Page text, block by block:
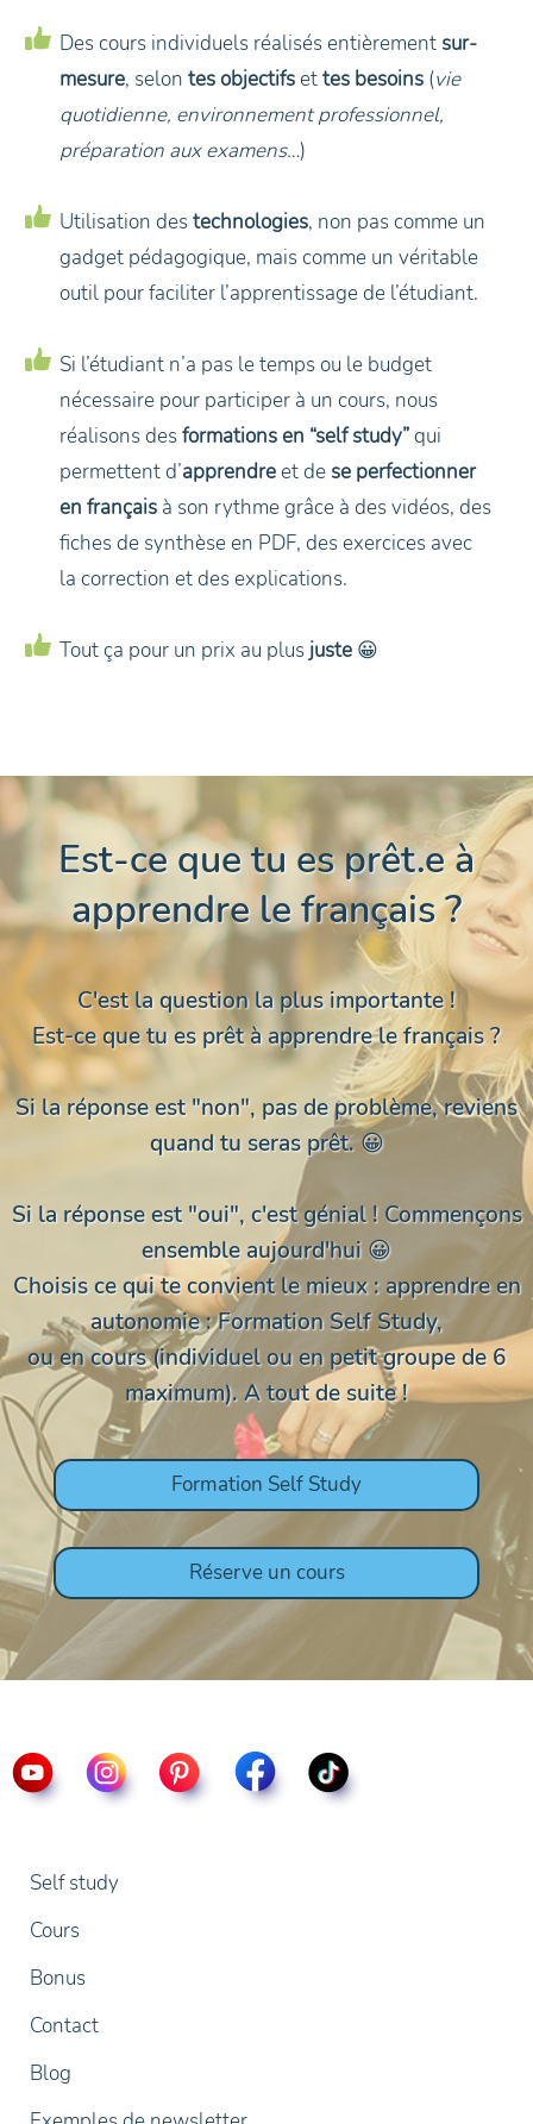
Des cours individuels réalisés entièrement sur-
mesure, selon tes objectifsettes besoins (vie
quotidienne, environnement professionnel,
préparation aux examens…)
Utilisation destechnologies, non pas comme un
gadget pédagogique, mais comme un véritable
outil pour faciliter l’apprentissage de l’étudiant.
Si l’étudiant n’a pas le temps ou le budget
nécessaire pour participer à un cours, nous
réalisons desformations en “self study”qui
permettent d’apprendreet de se perfectionner
en français à son rythme grâce à des vidéos, des
fiches de synthèse en PDF, des exercices avec
la correction et des explications.
Tout ça pour un prix au plus juste 😀
Est-ce que tu es prêt.e à
apprendre le français ?
C'est la question la plus importante !
Est-ce que tu es prêt à apprendre le français ?
Si la réponse est "non", pas de problème, reviens
quand tu seras prêt. 😀
Si la réponse est"oui", c'est génial ! Commençons
ensemble aujourd'hui 😀
Choisis ce qui te convient le mieux : apprendre en
autonomie : Formation Self Study,
ou en cours (individuel ou en petit groupe de 6
maximum).A tout de suite !
Formation Self Study
Réserve un cours
Self study
Cours
Bonus
Contact
Blog